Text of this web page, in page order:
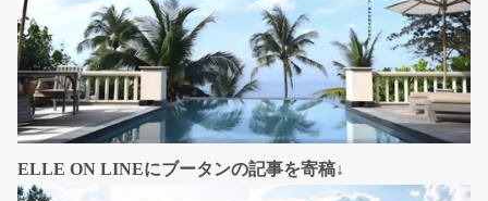
ELLE ON LINEにブータンの記事を寄稿↓